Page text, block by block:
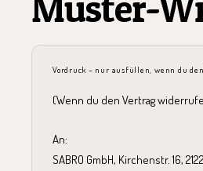
Vordruck – nur ausfüllen, wenn du
(Wenn du den Vertrag
An:
SABRO GmbH, Kirchenstr. 16,